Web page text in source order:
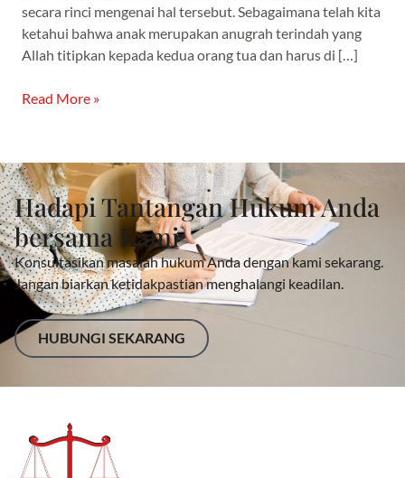
secara rinci mengenai hal tersebut. Sebagaimana telah kita
ketahui bahwa anak merupakan anugrah terindah yang
Allah titipkan kepada kedua orang tua dan harus di […]
Read More »
Hadapi Tantangan Hukum Anda
bersama Kami
Konsultasikan masalah hukum Anda dengan kami sekarang.
Jangan biarkan ketidakpastian menghalangi keadilan.
HUBUNGI SEKARANG